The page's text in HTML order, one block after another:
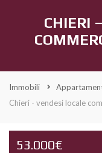
CHIERI
Immobili
Chieri - vendesi locale
53.000€